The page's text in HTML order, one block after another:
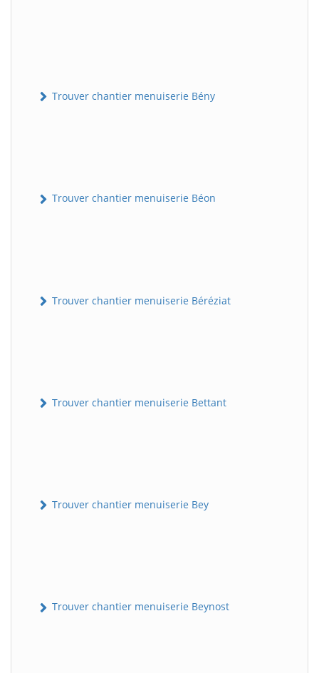
Trouver chantier menuiserie Bény
Trouver chantier menuiserie Béon
Trouver chantier menuiserie Béréziat
Trouver chantier menuiserie Bettant
Trouver chantier menuiserie Bey
Trouver chantier menuiserie Beynost